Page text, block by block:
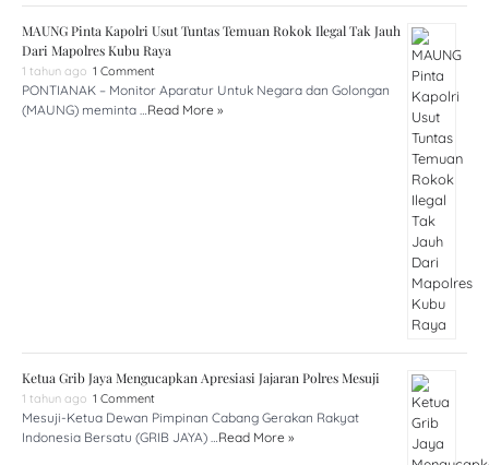
MAUNG Pinta Kapolri Usut Tuntas Temuan Rokok Ilegal Tak Jauh
Dari Mapolres Kubu Raya
1 tahun ago 1 Comment
PONTIANAK – Monitor Aparatur Untuk Negara dan Golongan
(MAUNG) meminta … Read More »
Ketua Grib Jaya Mengucapkan Apresiasi Jajaran Polres Mesuji
1 tahun ago 1 Comment
Mesuji-Ketua Dewan Pimpinan Cabang Gerakan Rakyat
Indonesia Bersatu (GRIB JAYA) … Read More »